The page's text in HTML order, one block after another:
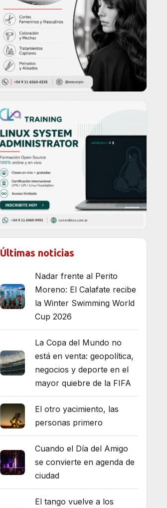
Últimas noticias
Nadar frente al Perito
Moreno: El Calafate recibe
la Winter Swimming World
Cup 2026
La Copa del Mundo no
está en venta: geopolítica,
negocios y deporte en el
mayor quiebre de la FIFA
El otro yacimiento, las
personas primero
Cuando el Día del Amigo
se convierte en agenda de
ciudad
El tango vuelve a los